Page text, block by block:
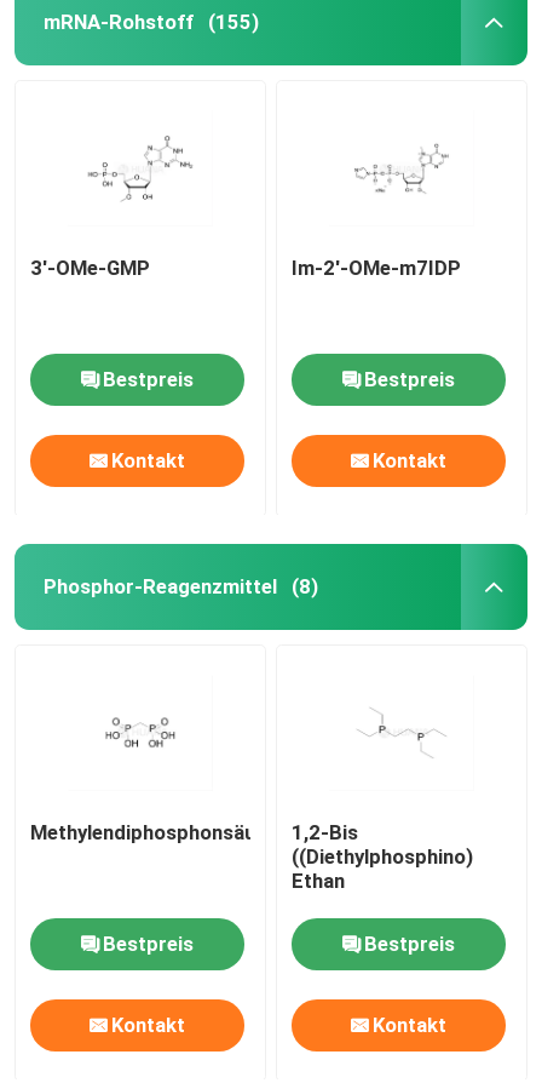
mRNA-Rohstoff (155)
3'-OMe-GMP
Bestpreis
Kontakt
Im-2'-OMe-m7IDP
Bestpreis
Kontakt
Phosphor-Reagenzmittel (8)
Methylendiphosphonsäure
Bestpreis
Kontakt
1,2-Bis
((Diethylphosphino)
Ethan
Bestpreis
Kontakt